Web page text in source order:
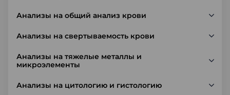
Анализы на общий анализ крови
Анализы на свертываемость крови
Анализы на тяжелые металлы и
микроэлементы
Анализы на цитологию и гистологию